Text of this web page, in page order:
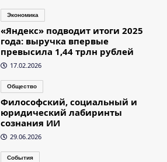
Экономика
«Яндекс» подводит итоги 2025
года: выручка впервые
превысила 1,44 трлн рублей
17.02.2026
Общество
Философский, социальный и
юридический лабиринты
сознания ИИ
29.06.2026
События